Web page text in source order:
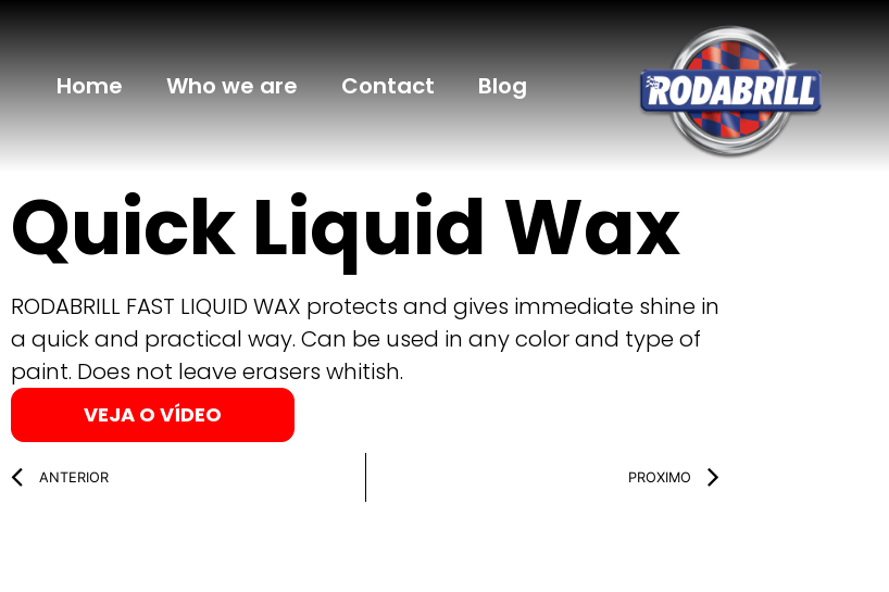
Home Who we are Contact Blog
Quick Liquid Wax
RODABRILL FAST LIQUID WAX protects and gives immediate shine in
a quick and practical way. Can be used in any color and type of
paint. Does not leave erasers whitish.
VEJA O VÍDEO
ANTERIOR PROXIMO